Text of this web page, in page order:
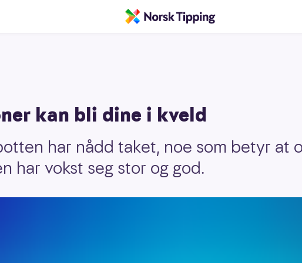
kan bli dine i kveld
har nådd taket, noe som betyr at
har vokst seg stor og god.